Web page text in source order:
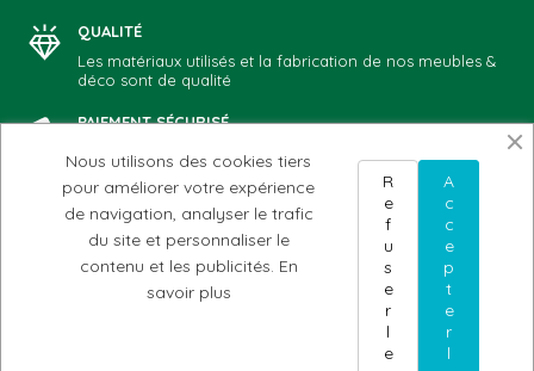
QUALITÉ
Les matériaux utilisés et la fabrication de nos meubles &
déco sont de qualité
PAIEMENT SÉCURISÉ
Vous choisissez votre mode de paiement préféré: CB,
Paypal, chèque, virement
NOTRE ADN
Notre histoire
AIDE & CONTACT
Conditions d'utilisation
MON COMPTE
Mes commandes
Mes avoirs
Mes adresses
Mes informations
Nous utilisons des cookies tiers
pour améliorer votre expérience
de navigation, analyser le trafic
du site et personnaliser le
contenu et les publicités. En
savoir plus
A
c
c
e
p
t
e
r
l
R
e
f
u
s
e
r
l
e